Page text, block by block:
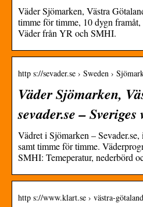
Väder Sjömarken, Västra
timme för timme, 10 dygn
Väder från YR och SMHI.
http s://sevader.se › Sweden ›
Väder Sjömarken,
sevader.se – Sveriges
Vädret i Sjömarken –
samt timme för timme.
SMHI: Temeperatur, nederbörd
http s://www.klart.se › västra-